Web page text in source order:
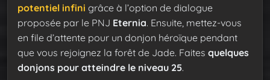
potentiel infini grâce à l’option de dialogue
proposée par le PNJ Eternia. Ensuite, mettez-vous
en file d’attente pour un donjon héroïque pendant
que vous rejoignez la forêt de Jade. Faites quelques
donjons pour atteindre le niveau 25.